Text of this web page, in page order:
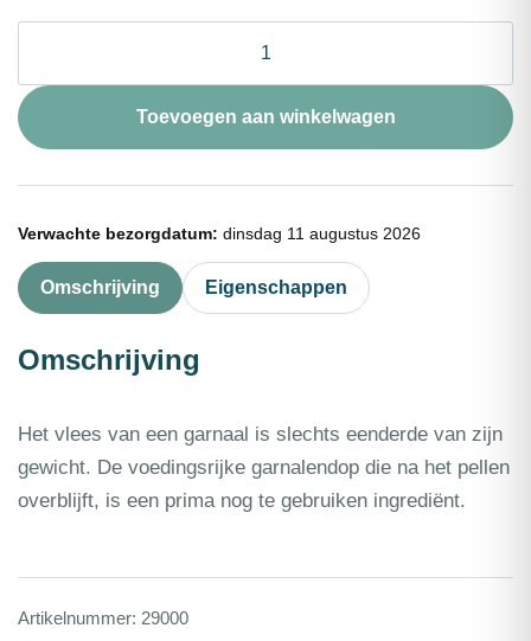
1kg
aantal
Toevoegen aan winkelwagen
Verwachte bezorgdatum: dinsdag 11 augustus 2026
Omschrijving Eigenschappen
Omschrijving
Het vlees van een garnaal is slechts eenderde van zijn
gewicht. De voedingsrijke garnalendop die na het pellen
overblijft, is een prima nog te gebruiken ingrediënt.
Artikelnummer: 29000